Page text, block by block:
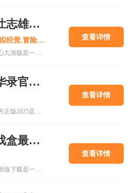
航海王壮志雄心九游版
角色扮演,模拟经营,冒险解谜
航海王壮志雄心九游版是一款腾讯魔方工作室制作的海贼王正版格斗手游，游戏玩法类似火影忍者手游，玩家可以在游戏中召集你喜欢的海贼王角色一起冒险，组建属于你的最强海贼团。游戏还原原作剧情故事，丰富的主线故事流程，再一次和草帽一伙踏上伟大航道。喜欢的快来18183下载吧~
查看详情
群英风华录官方正版2025
群英风华录官方正版2025是一款集策略、养成与冒险于一体的国风卡牌游戏，以三国背景为题材，玩家将在历史的洪流中书写属于自己的传奇篇章，通过招募群英，征战四方称霸天下。喜欢的快来18183下载吧~
查看详情
7724游戏盒最新版下载
7724游戏盒最新版下载是一款h5游戏盒子,使用该软件用户可以随意体验各种网页游戏,海量在线游戏资源,无需下载,无需pc即可游玩,更有上千款热门破解游戏可以在线畅玩.感兴趣的朋友可以来下载。
查看详情